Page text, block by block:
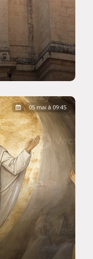
05 mai à 09:45